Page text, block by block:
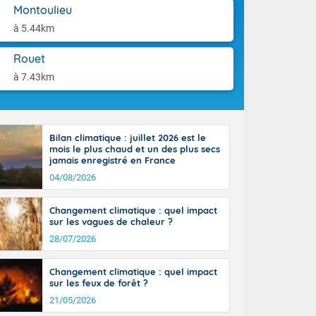
Montoulieu
à 5.44km
Rouet
à 7.43km
ensoleillée,
une
le vent
Il fait 12 à
elles
et
sur le
Alpes à
terres et 20
Bilan climatique : juillet 2026 est le
mois le plus chaud et un des plus secs
jamais enregistré en France
04/08/2026
Changement climatique : quel impact
sur les vagues de chaleur ?
28/07/2026
Changement climatique : quel impact
sur les feux de forêt ?
21/05/2026